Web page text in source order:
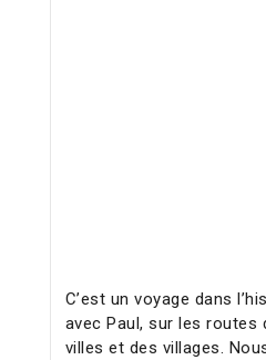
C’est un voyage dans
avec Paul, sur les routes
villes et des villages.